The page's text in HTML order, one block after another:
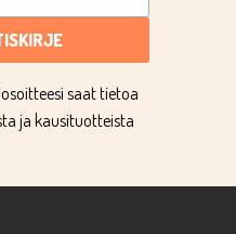
saat tietoa
ja kausituotteista